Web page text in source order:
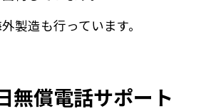
製造も行っています。
無償電話サポート